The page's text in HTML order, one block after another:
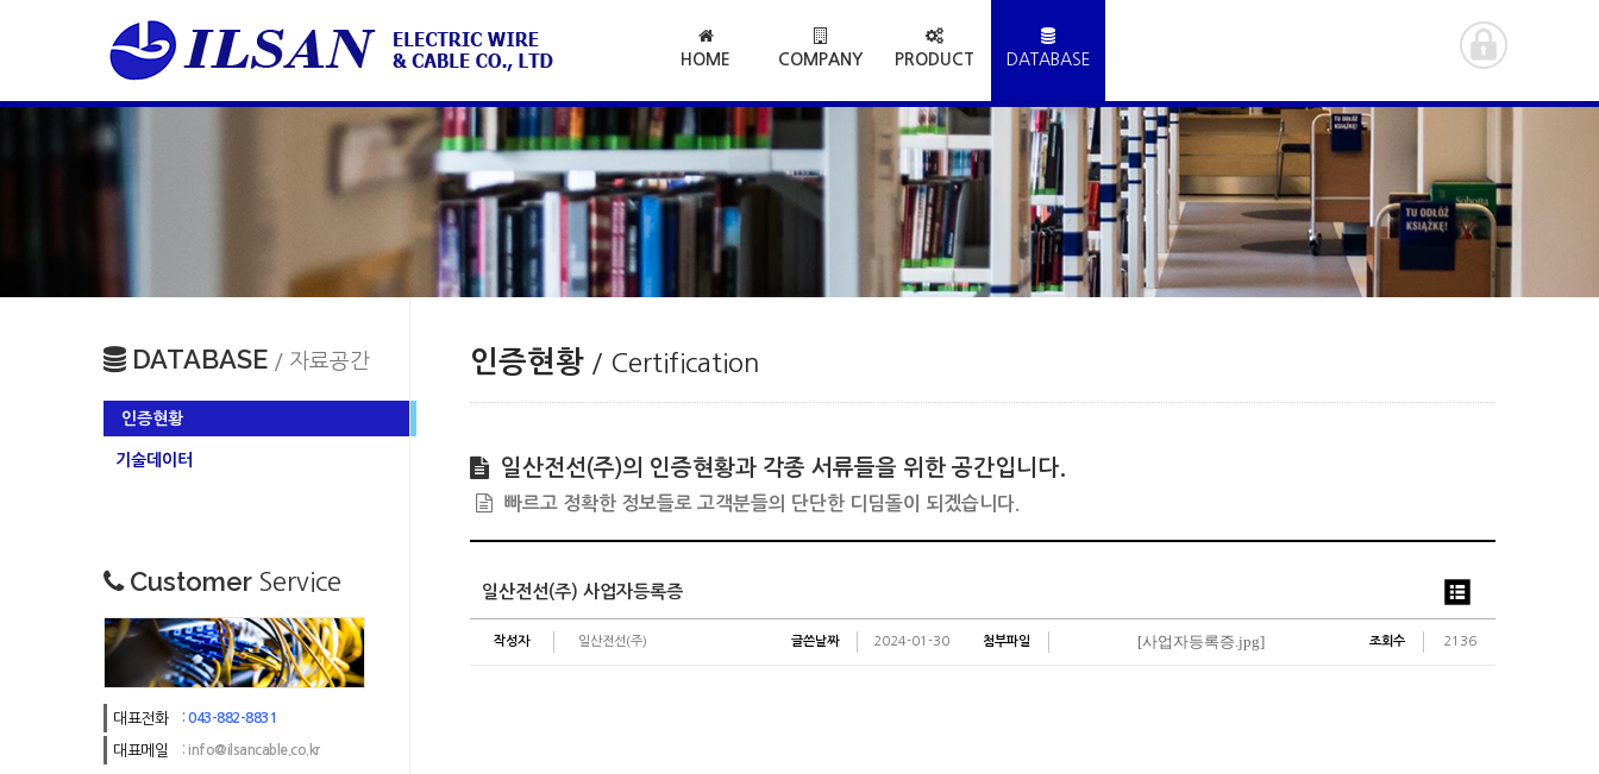
HOME COMPANY PRODUCT DATABASE
DATABASE / 자료공간
인증현황
기술데이터
Customer Service
대표전화
대표메일
: 043-882-8831
: info@ilsancable.co.kr
인증현황 / Certification
일산전선(주)의 인증현황과 각종 서류들을 위한 공간입니다.
빠르고 정확한 정보들로 고객분들의 단단한 디딤돌이 되겠습니다.